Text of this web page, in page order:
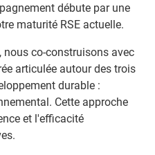
débute par une
maturité RSE actuelle.
co-construisons avec
articulée autour des trois
durable :
Cette approche
et l'efficacité